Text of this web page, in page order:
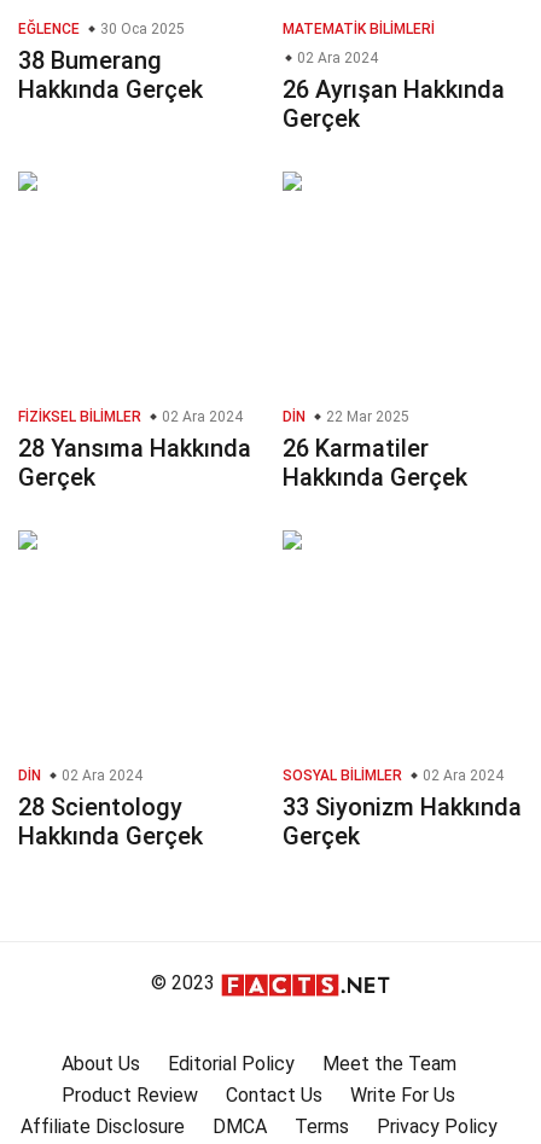
EĞLENCE 30 Oca 2025
38 Bumerang
Hakkında Gerçek
MATEMATIK BILIMLERI
02 Ara 2024
26 Ayrışan Hakkında
Gerçek
FIZIKSEL BILIMLER 02 Ara 2024
28 Yansıma Hakkında
Gerçek
DIN 22 Mar 2025
26 Karmatiler
Hakkında Gerçek
DIN 02 Ara 2024
28 Scientology
Hakkında Gerçek
SOSYAL BILIMLER 02 Ara 2024
33 Siyonizm Hakkında
Gerçek
© 2023
About Us Editorial Policy
Meet the Team
Product Review
Contact Us
Write For Us
Affiliate Disclosure
DMCA Terms
Privacy Policy